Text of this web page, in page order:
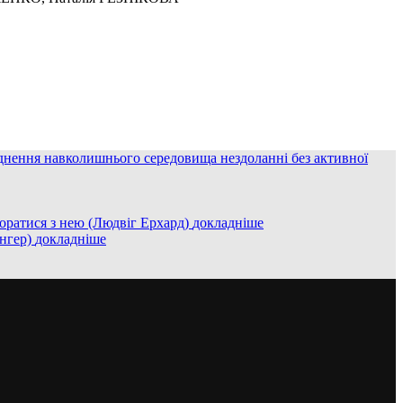
навколишнього середовища нездоланні без активної
з нею (Людвіг Ерхард) докладнiше
докладнiше